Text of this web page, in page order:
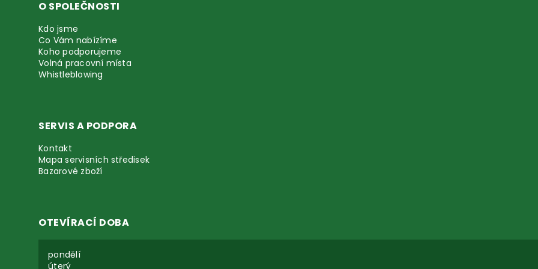
O SPOLEČNOSTI
Kdo jsme
Co Vám nabízíme
Koho podporujeme
Volná pracovní místa
Whistleblowing
SERVIS A PODPORA
Kontakt
Mapa servisních středisek
Bazarové zboží
OTEVÍRACÍ DOBA
pondělí
úterý